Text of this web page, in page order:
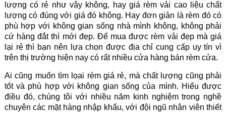
lượng có rẻ như vậy không, hay giá rèm vải cao liệu chất
lượng có đúng với giá đó không. Hay đơn giản là rèm đó có
phù hợp với không gian sống nhà mình không, không phải
cứ hàng đắt thì mới đẹp. Để mua được rèm vải đẹp mà giá
lại rẻ thì bạn nên lựa chọn được địa chỉ cung cấp uy tín vì
trên thị trường hiện nay có rất nhiều cửa hàng bán rèm cửa.
Ai cũng muốn tìm lọai rèm giá rẻ, mà chất lượng cũng phải
tốt và phù hợp với không gian sống của mình. Hiểu được
điều đó, chúng tôi với nhiều năm kinh nghiệm trong nghề
chuyên các mặt hàng nhập khẩu, với đội ngũ nhân viên thiết